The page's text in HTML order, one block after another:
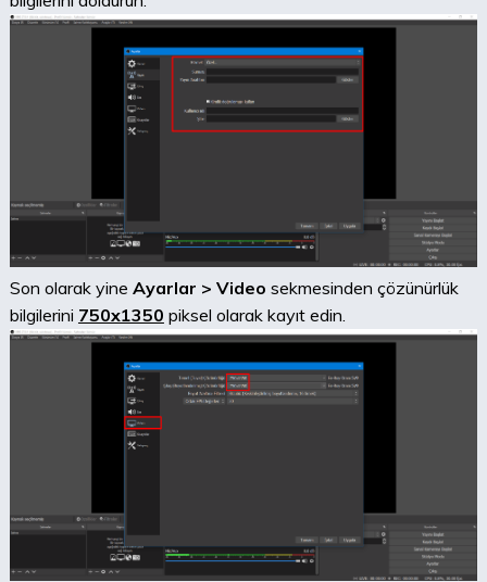
Son olarak yine Ayarlar > Video sekmesinden çözünürlük
bilgilerini 750x1350 piksel olarak kayıt edin.